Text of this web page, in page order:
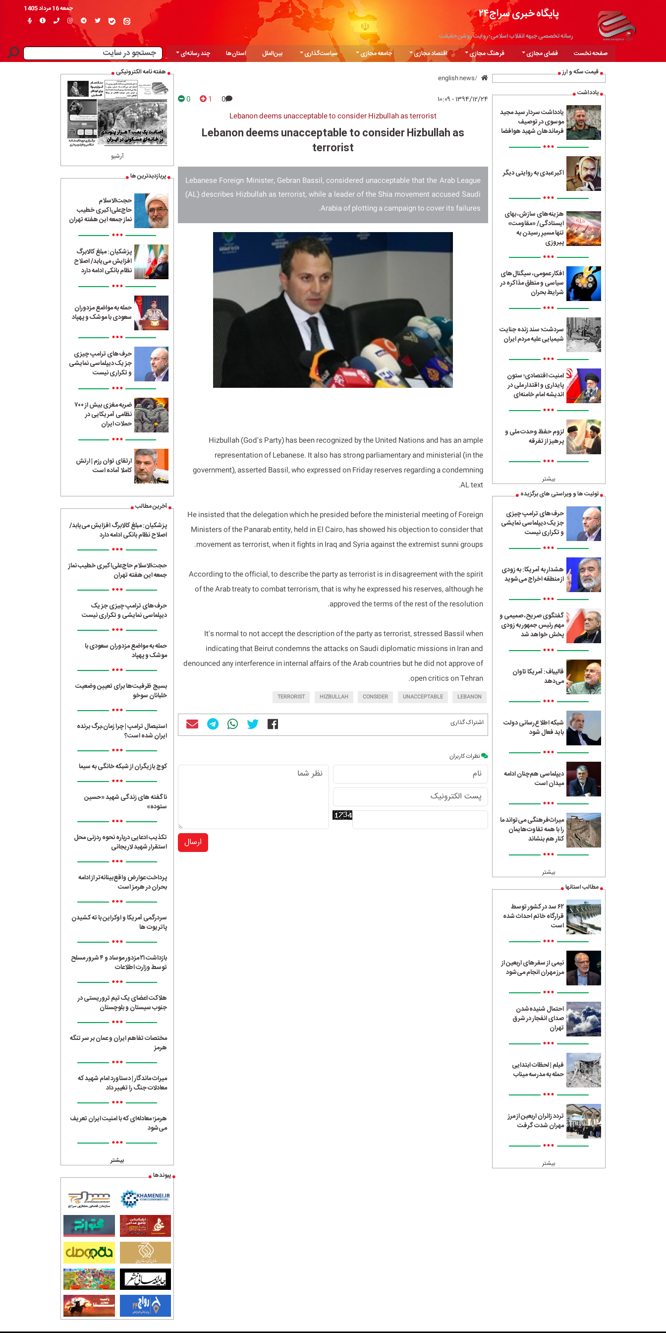
پایگاه خبری سراج۲۴
رسانه تخصصی جبهه انقلاب اسلامی؛ روایت روشن حقیقت
جمعه 16 مرداد 1405
صفحه نخست فضای مجازی فرهنگ مجازی اقتصاد مجازی جامعه مجازی سیاست‌گذاری بین‌الملل استان‌ها
چند رسانه‌ای
قیمت سکه و ارز
یادداشت
یادداشت سردار سید مجید
موسوی در توصیف
فرماندهان شهید هوافضا
•••
اکبر عبدی به روایتی دیگر
•••
هزینه‌های سازش، بهای
ایستادگی/ «مقاومت»
تنها مسیرِ رسیدن به
پیروزی
•••
افکار عمومی، سیگنال‌های
سیاسی و منطق مذاکره در
شرایط بحران
•••
سردشت؛ سند زنده جنایت
شیمیایی علیه مردم ایران
•••
امنیت اقتصادی؛ ستون
پایداری و اقتدار ملی در
اندیشه امام خامنه‌ای
•••
لزوم حفظ وحدت ملی و
پرهیز از تفرقه
•••
بیشتر
توئیت ها و ویراستی های برگزیده
حرف‌های ترامپ چیزی
جز یک دیپلماسی نمایشی
و تکراری نیست
•••
هشدار به آمریکا: به زودی
از منطقه اخراج می‌شوید
•••
گفتگوی صریح، صمیمی و
مهم رئیس جمهور به زودی
پخش خواهد شد
•••
قالیباف: آمریکا تاوان
می‌دهد
•••
شبکه اطلاع‌رسانی دولت
باید فعال شود
•••
دیپلماسی هم‌چنان ادامه
میدان است
•••
میراث‌فرهنگی می‌تواند ما
را با همه تفاوت‌هایمان
کنار هم بنشاند
•••
بیشتر
مطالب استانها
۶۲ سد در کشور توسط
قرارگاه خاتم احداث شده
است
•••
نیمی از سفرهای اربعین از
مرز مهران انجام می‌شود
•••
احتمال شنیده‌شدن
صدای انفجار در شرق
تهران
•••
فیلم | لحظات ابتدایی
حمله به مدرسه میناب
•••
تردد زائران اربعین از مرز
مهران شدت گرفت
•••
بیشتر
english news
۱۳۹۴/۱۲/۲۴ - ۱۰:۰۹ 0
1
0
Lebanon deems unacceptable to consider Hizbullah as terrorist
Lebanon deems unacceptable to consider Hizbullah as
terrorist
Lebanese Foreign Minister, Gebran Bassil, considered unacceptable that the Arab League
(AL) describes Hizbullah as terrorist, while a leader of the Shia movement accused Saudi
Arabia of plotting a campaign to cover its failures.
Hizbullah (God's Party) has been recognized by the United Nations and has an ample
representation of Lebanese. It also has strong parliamentary and ministerial (in the
government), asserted Bassil, who expressed on Friday reserves regarding a condemning
AL text.
He insisted that the delegation which he presided before the ministerial meeting of Foreign
Ministers of the Panarab entity, held in El Cairo, has showed his objection to consider that
movement as terrorist, when it fights in Iraq and Syria against the extremist sunni groups.
According to the official, to describe the party as terrorist is in disagreement with the spirit
of the Arab treaty to combat terrorism, that is why he expressed his reserves, although he
approved the terms of the rest of the resolution.
It's normal to not accept the description of the party as terrorist, stressed Bassil when
indicating that Beirut condemns the attacks on Saudi diplomatic missions in Iran and
denounced any interference in internal affairs of the Arab countries but he did not approve of
open critics on Tehran.
LEBANON
UNACCEPTABLE
CONSIDER
HIZBULLAH
TERRORIST
اشتراک گذاری
نظرات کاربران
ارسال
هفته نامه الکترونیکی
آرشیو
پربازدیدترین ها
حجت‌الاسلام
حاج‌علی‌اکبری خطیب
نماز جمعه این هفته تهران
•••
پزشکیان: مبلغ کالابرگ
افزایش می‌یابد/ اصلاح
نظام بانکی ادامه دارد
•••
حمله به مواضع مزدوران
سعودی با موشک و پهپاد
•••
حرف‌های ترامپ چیزی
جز یک دیپلماسی نمایشی
و تکراری نیست
•••
ضربه مغزی بیش از ۷۰۰
نظامی آمریکایی در
حملات ایران
•••
ارتقای توان رزم | ارتش
کاملا آماده است
آخرین مطالب
پزشکیان: مبلغ کالابرگ افزایش می‌یابد/
اصلاح نظام بانکی ادامه دارد
•••
حجت‌الاسلام حاج‌علی‌اکبری خطیب نماز
جمعه این هفته تهران
•••
حرف‌های ترامپ چیزی جز یک
دیپلماسی نمایشی و تکراری نیست
•••
حمله به مواضع مزدوران سعودی با
موشک و پهپاد
•••
بسیج ظرفیت‌ها برای تعیین وضعیت
خلبانان سوخو
•••
استیصال ترامپ | چرا زمان،برگ برنده
ایران شده است؟
•••
کوچ بازیگران از شبکه خانگی به سیما
•••
ناگفته های زندگی شهید «حسین
ستوده»
•••
تکذیب ادعایی درباره نحوه ردزنی محل
استقرار شهید لاریجانی
•••
پرداخت عوارض واقع‌بینانه‌تر از ادامه
بحران در هرمز است
•••
سردرگمی آمریکا و اوکراین با ته کشیدن
پاتریوت ها
•••
بازداشت ۲۱ مزدور موساد و ۴ شرور مسلح
توسط وزارت اطلاعات
•••
هلاکت اعضای یک تیم تروریستی در
جنوب سیستان و بلوچستان
•••
مختصات تفاهم ایران و عمان بر سر تنگه
هرمز
•••
میراث ماندگار | دستاورد امام شهید که
معادلات جنگ را تغییر داد
•••
هرمز؛ معادله‌ای که با امنیت ایران تعریف
می‌شود
•••
بیشتر
پیوندها